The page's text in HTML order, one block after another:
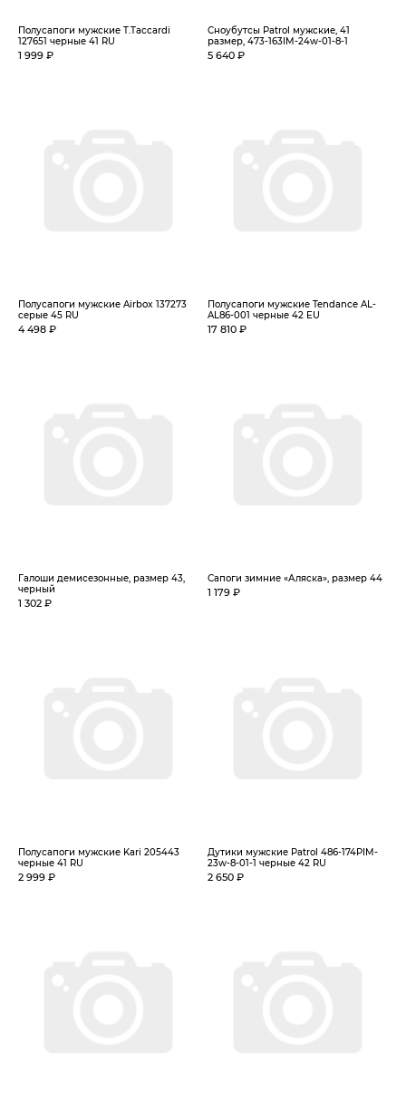
Полусапоги мужские T.Taccardi
127651 черные 41 RU
1 999 ₽
Сноубутсы Patrol мужские, 41
размер, 473-163IM-24w-01-8-1
5 640 ₽
Полусапоги мужские Airbox 137273
серые 45 RU
4 498 ₽
Полусапоги мужские Tendance AL-
AL86-001 черные 42 EU
17 810 ₽
Галоши демисезонные, размер 43,
черный
1 302 ₽
Сапоги зимние «Аляска», размер 44
1 179 ₽
Полусапоги мужские Kari 205443
черные 41 RU
2 999 ₽
Дутики мужские Patrol 486-174PIM-
23w-8-01-1 черные 42 RU
2 650 ₽